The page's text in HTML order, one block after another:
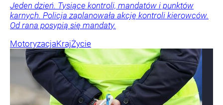
Jeden dzień. Tysiące kontroli, mandatów i punktów
karnych. Policja zaplanowała akcję kontroli kierowców.
Od rana posypią się mandaty.
MotoryzacjaKrajŻycie